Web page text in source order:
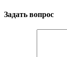
Задать вопрос